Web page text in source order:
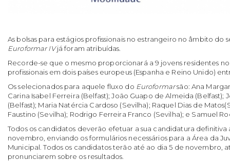
As bolsas para estágios profissionais no estrangeiro no âmbito
Euroformar IVjá foram atribuídas.
Recorde-se que o mesmo proporcionará a 9 jovens residentes
profissionais em dois países europeus (Espanha e Reino Unido)
Os selecionados para aquele fluxo do Euroformarsão: Ana
Carina Isabel Ferreira (Belfast); João Guapo de Almeida (Belfast);
(Belfast); Maria Natércia Cardoso (Sevilha); Raquel Dias de
Faustino (Sevilha); Rodrigo Ferreira Franco (Sevilha); e Samuel
Todos os candidatos deverão efetuar a sua candidatura definitiva
novembro, enviando os formulários necessários para a Área da
Municipal. Todos os candidatos terão até ao dia 5 de novembro,
pronunciarem sobre os resultados.